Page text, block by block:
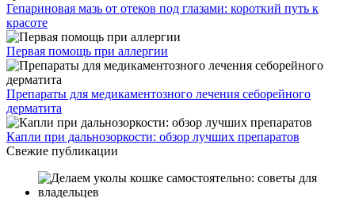
Гепариновая мазь от отеков под глазами: короткий путь к
красоте
Первая помощь при аллергии
Препараты для медикаментозного лечения себорейного
дерматита
Капли при дальнозоркости: обзор лучших препаратов
Свежие публикации